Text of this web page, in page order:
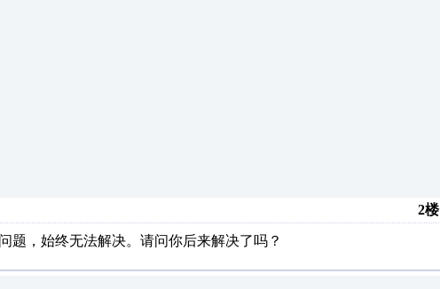
2楼
题，始终无法解决。请问你后来解决了吗？